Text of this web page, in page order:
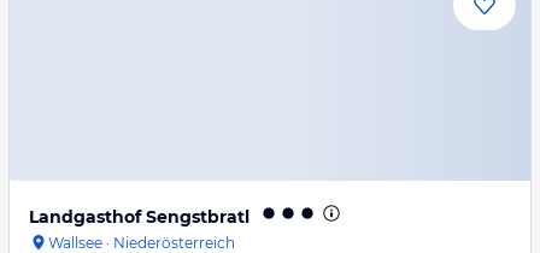
Landgasthof Sengstbratl
Wallsee · Niederösterreich